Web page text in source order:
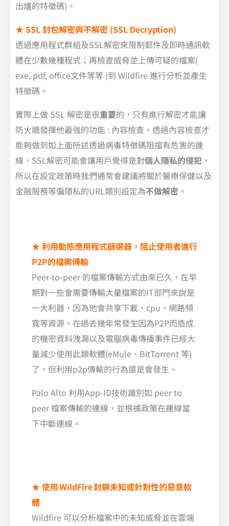
出爐的特徵碼)。
★ SSL 封包解密與不解密 (SSL Decryption)
透過應用程式群組及SSL解密來限制郵件及即時通訊軟
體在少數幾種程式；再檢查威脅並上傳可疑的檔案(
exe, pdf, office文件等等 )到 Wildfire 進行分析並產生
特徵碼。
實際上做 SSL 解密是很重要的，只有進行解密才能讓
防火牆發揮他最強的功能 : 內容檢查，透過內容檢查才
能夠做到如上面所述透過病毒特徵碼阻擋有危害的連
線，SSL解密可能會讓用戶覺得是對個人隱私的侵犯 ，
所以在設定政策時我們通常會建議將關於醫療保健以及
金融服務等偏隱私的URL類別設定為不做解密 。
★ 利用動態應用程式篩選器，阻止使用者進行
P2P的檔案傳輸
Peer-to-peer 的檔案傳輸方式由來已久，在早
期對一些會需要傳輸大量檔案的IT部門來說是
一大利器，因為他會共享下載、cpu、網路頻
寬等資源。在過去幾年常發生因為P2P而造成
的機密資料洩漏以及電腦病毒傳播事件已經大
量減少使用此類軟體(eMule、BitTorrent 等)
了，但利用p2p傳輸的行為還是會發生。
Palo Alto 利用App-ID技術識別如 peer to
peer 檔案傳輸的連線，並根據政策在連線當
下中斷連線。
★ 使用 WildFire 封鎖未知或針對性的惡意軟
體
Wildfire 可以分析檔案中的未知威脅並在雲端